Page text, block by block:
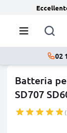
02
Batteria
SD707